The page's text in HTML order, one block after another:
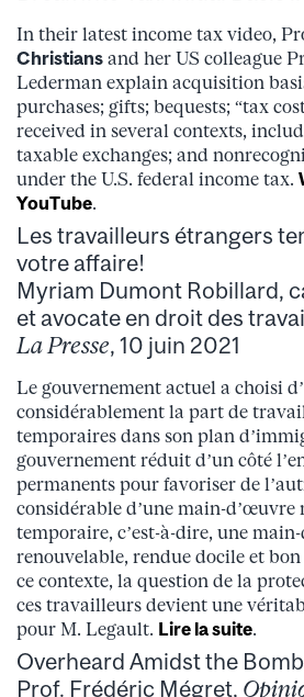
In their latest income tax video,
Christians and her US colleague
Lederman explain acquisition
purchases; gifts; bequests; “tax
received in several contexts,
taxable exchanges; and
under the U.S. federal income tax.
YouTube.
Les travailleurs étrangers
votre affaire!
Myriam Dumont Robillard,
et avocate en droit des
La Presse, 10 juin 2021
Le gouvernement actuel a choisi
considérablement la part de
temporaires dans son plan
gouvernement réduit d’un côté
permanents pour favoriser de
considérable d’une main-d’œuvre
temporaire, c’est-à-dire, une
renouvelable, rendue docile et
ce contexte, la question de la
ces travailleurs devient une
pour M. Legault. Lire la suite.
Overheard Amidst the
Prof. Frédéric Mégret,